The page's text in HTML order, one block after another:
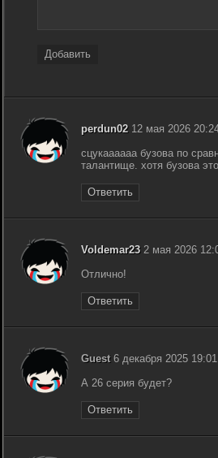
Добавить
perdun02 12 мая 2026
сцукаааааа бузова по
талантище. хотя бузова
Ответить
Voldemar232 мая 2026
Отлично!
Ответить
Guest6 декабря 2025
А 26 серия будет?
Ответить